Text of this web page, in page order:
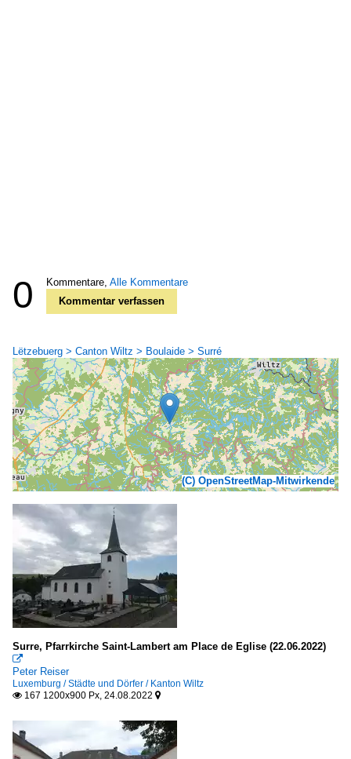
0 Kommentare, Alle Kommentare
Kommentar verfassen
Lëtzebuerg > Canton Wiltz > Boulaide > Surré
(C) OpenStreetMap-Mitwirkende
Surre, Pfarrkirche Saint-Lambert am Place de Eglise (22.06.2022)

Peter Reiser
Luxemburg / Städte und Dörfer / Kanton Wiltz
 167 1200x900 Px, 24.08.2022 